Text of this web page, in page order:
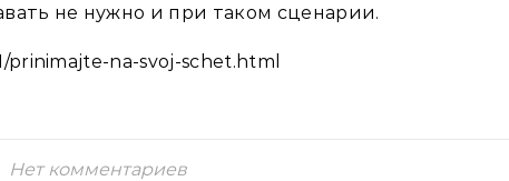
не нужно и при таком сценарии.
na-svoj-schet.html
Нет комментариев